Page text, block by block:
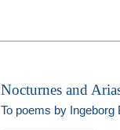
Nocturnes and
To poems by Ingeborg